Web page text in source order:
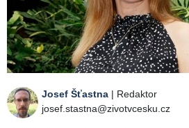
Josef Šťastna | Redaktor
josef.stastna@zivotvcesku.cz